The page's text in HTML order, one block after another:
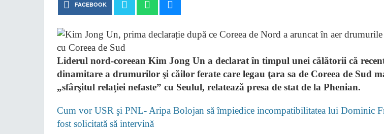
FACEBOOK
Liderul nord-coreean Kim Jong Un a declarat în timpul unei călătorii că
dinamitare a drumurilor şi căilor ferate care legau ţara sa de Coreea de Sud
„sfârşitul relaţiei nefaste” cu Seulul, relatează presa de stat de la Phenian.
Cum vor USR şi PNL- Aripa Bolojan să împiedice incompatibilitatea lui Dominic
fost solicitată să intervină